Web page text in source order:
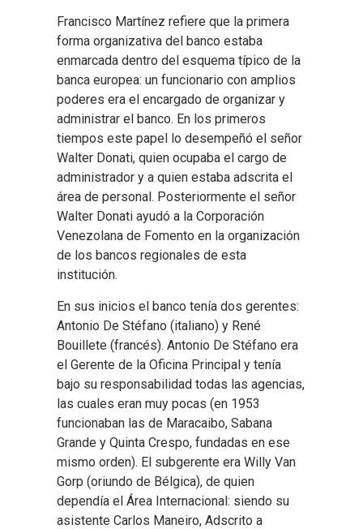
Francisco Martínez refiere que la primera
forma organizativa del banco estaba
enmarcada dentro del esquema típico de la
banca europea: un funcionario con amplios
poderes era el encargado de organizar y
administrar el banco. En los primeros
tiempos este papel lo desempeñó el señor
Walter Donati, quien ocupaba el cargo de
administrador y a quien estaba adscrita el
área de personal. Posteriormente el señor
Walter Donati ayudó a la Corporación
Venezolana de Fomento en la organización
de los bancos regionales de esta
institución.
En sus inicios el banco tenía dos gerentes:
Antonio De Stéfano (italiano) y René
Bouillete (francés). Antonio De Stéfano era
el Gerente de la Oficina Principal y tenía
bajo su responsabilidad todas las agencias,
las cuales eran muy pocas (en 1953
funcionaban las de Maracaibo, Sabana
Grande y Quinta Crespo, fundadas en ese
mismo orden). El subgerente era Willy Van
Gorp (oriundo de Bélgica), de quien
dependía el Área Internacional: siendo su
asistente Carlos Maneiro, Adscrito a